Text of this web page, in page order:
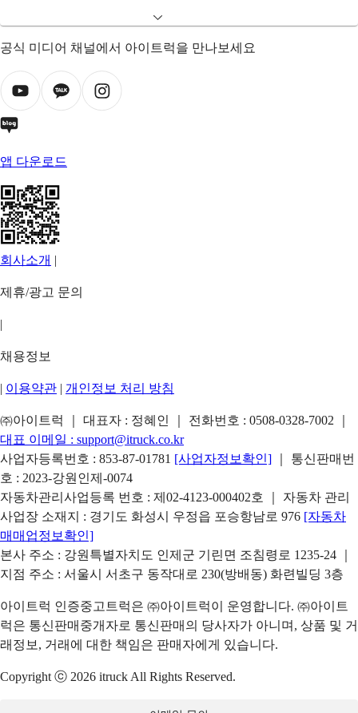
공식 미디어 채널에서 아이트럭을 만나보세요
앱 다운로드
회사소개 |
제휴/광고 문의
|
채용정보
| 이용약관 | 개인정보 처리 방침
㈜아이트럭 ｜ 대표자 : 정혜인 ｜ 전화번호 : 0508-0328-7002
대표 이메일 : support@itruck.co.kr
사업자등록번호 : 853-87-01781 [사업자정보확인]
｜ 통신판매번
호 : 2023-강원인제-0074
자동차관리사업등록 번호 : 제02-4123-000402호 ｜ 자동차 관리
사업장 소재지 : 경기도 화성시 우정읍 포승항남로 976 [자동차
매매업정보확인]
본사 주소 : 강원특별자치도 인제군 기린면 조침령로 1235-24 ｜
지점 주소 : 서울시 서초구 동작대로 230(방배동) 화련빌딩 3층
아이트럭 인증중고트럭은 ㈜아이트럭이 운영합니다. ㈜아이트
럭은 통신판매중개자로 통신판매의 당사자가 아니며, 상품 및 거
래정보, 거래에 대한 책임은 판매자에게 있습니다.
Copyright ⓒ 2026 itruck All Rights Reserved.